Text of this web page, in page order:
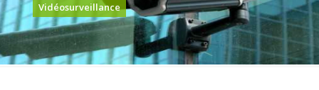
Vidéosurveillance